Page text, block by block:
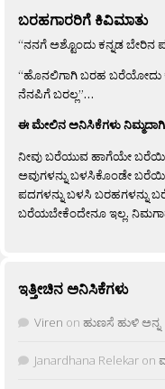
ಬರಹಗಾರರಿಗೆ ಕಿವಿಮಾತು
“ನನಗೆ ಅಶ್ಟೊಂದು ಕನ್ನಡ ಬೇರಿನ
“ಹೊನಲಿಗಾಗಿ ಬರಹ ಬರೆಯೋದು
ನೆನಪಿಗೆ ಬರಲ್ಲ”…
ಈ ಮೇಲಿನ ಅನಿಸಿಕೆಗಳು
ನೀವು ಬರೆಯುವ ಹಾಗೆಯೇ
ಅವುಗಳನ್ನು ಬಳಸಿಕೊಂಡೇ
ಪದಗಳನ್ನು ಬಳಸಿ ಬರಹಗಳನ್ನು
ಬರೆಯಬೇಕೆಂದೇನೂ ಇಲ್ಲ.
ಇತ್ತೀಚಿನ ಅನಿಸಿಕೆಗಳು
Viren on ಹುಣಸೆ ಹುಳಿ ಅನ್ನ
Janardhana Relekar on